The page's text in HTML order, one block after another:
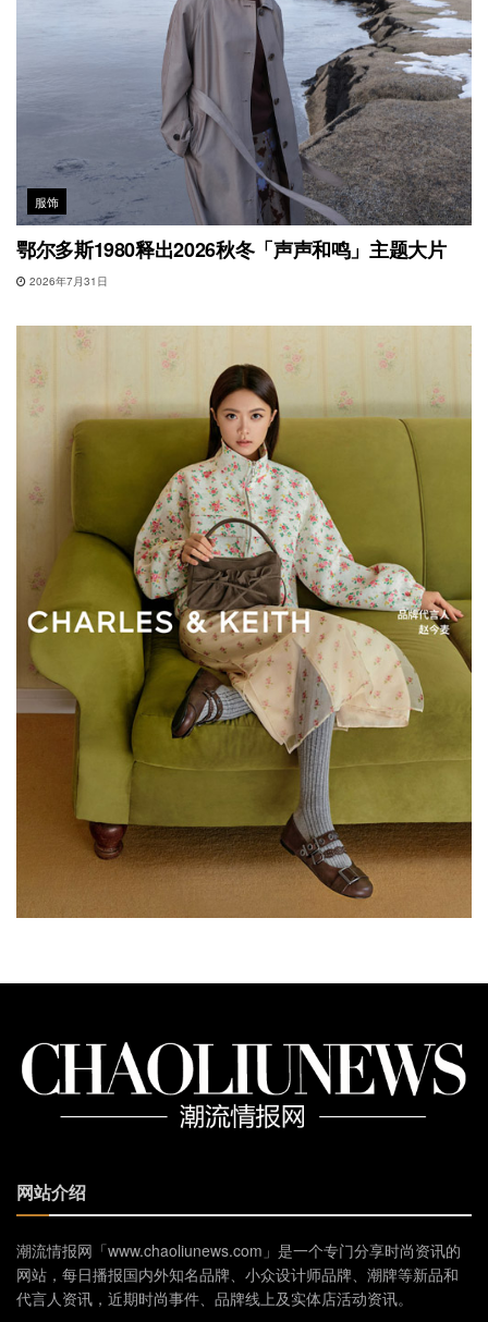
服饰
鄂尔多斯1980释出2026秋冬「声声和鸣」主题大片
2026年7月31日
网站介绍
潮流情报网「www.chaoliunews.com」是一个专门分享时尚资讯的
网站，每日播报国内外知名品牌、小众设计师品牌、潮牌等新品和
代言人资讯，近期时尚事件、品牌线上及实体店活动资讯。